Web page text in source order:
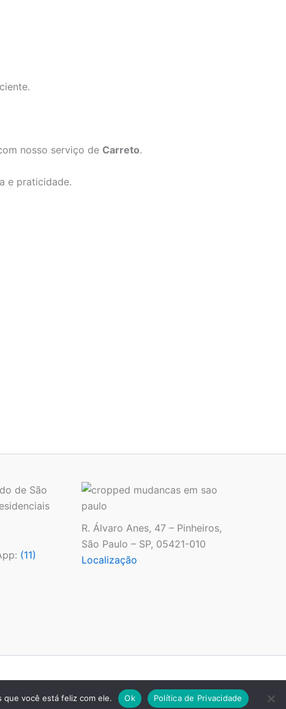
nosso serviço de Carreto.
e praticidade.
de São
(11)
R. Álvaro Anes, 47 – Pinheiros,
São Paulo – SP, 05421-010
Localização
que você está feliz com ele. Ok Política de Privacidade